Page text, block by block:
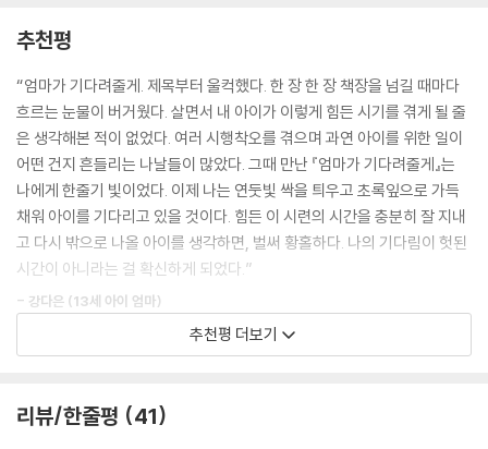
도록 도움을 주었다.”
“내면이 튼튼한 부모는 쉽사리 아이를 흔들지 않는다. 뿌리가 튼튼해야 거
센 폭풍우가 몰아쳐 가지가 부러지고 이파리를 떨구더라도 다시 살아나 새
순을 틔울 수 있고 꽃을 피울 수 있다. 아이는 부모의 등 뒤에서 부모가 세
상을 바라보는 법을 배운다. 그리고 세상을 살아가며 맞닥뜨리는 수많은
변수를 어떻게 대하는지 배우게 된다. 아이라는 거대한 우주를 키우는 일
은 나부터 크고 튼튼한 나무가 되어야 가능한 일인 것이다. 내가 아이에게
해줄 것은 일관성 있게 이 자리에서 버텨주는 것. 그러면서 정서를 토닥여
주고 감정을 읽어주고 아이의 욕구를 이해하는 것이다.”
학교에 가 있는 시간, 아이는 자기의 아침밥을 챙겨 먹고 자기만의 작업에
몰입 중이다. 점선면의 법칙이 있다. 아이도 나도 우리는 지금 부지런히 점
과 불안장애, 신체화 증상으로 인해 등교를 비롯해 그 무엇도 하지 않았고,
아이의 시간이 멈추자 엄마의 시간도 멈춰버리고 만다. 끊임없는 실랑이,
사정, 애원, 분노 등으로 뒤엉켜 일상은 처참히 무너지고 있었다. 그러던 어
느 날, 아이가 내뱉은 한마디는 자포자기 심정으로 버티던 엄마를 다시 일
으켜 세운다. “엄마, 기다려주세요.” 아이를 온전히 있는 그대로 받아들이
기로 결심한 순간이었다.
아이와 부모 자신을 일으킨 ‘내려놓음’과 ‘기다림’에 대하여
“내가 진정으로 기다린 것은 아이가 자신의 삶을 사랑하는 것이었다.”
엄마가 평정심을 되찾자 아이를 믿고 기다리는 시간이 예전만큼은 힘들지
않게 된다. 걱정과 비난이 섞이지 않은 온전한 ‘기다림’. 그리고 그렇게 기
나긴 ‘기다림’의 시간을 지나, 8년의 시간이 지났을 때, 아이에게 변화가 서
던 아이가 자전거를 타고, 그림을 그리고, 일본어나 러시아어 공부 등등 관
추천평
“엄마가 기다려줄게. 제목부터 울컥했다. 한 장 한 장 책장을 넘길 때마다
흐르는 눈물이 버거웠다. 살면서 내 아이가 이렇게 힘든 시기를 겪게 될 줄
은 생각해본 적이 없었다. 여러 시행착오를 겪으며 과연 아이를 위한 일이
어떤 건지 흔들리는 나날들이 많았다. 그때 만난 『엄마가 기다려줄게』는
나에게 한줄기 빛이었다. 이제 나는 연둣빛 싹을 틔우고 초록잎으로 가득
채워 아이를 기다리고 있을 것이다. 힘든 이 시련의 시간을 충분히 잘 지내
고 다시 밖으로 나올 아이를 생각하면, 벌써 황홀하다. 나의 기다림이 헛된
시간이 아니라는 걸 확신하게 되었다.”
- 강다은 (13세 아이 엄마)
“이 책은 자녀교육서이자, 엄마로서 자기 자신을 찾아가는 자기치유서라
극히 평범한 엄마이기에 깊이 공감했다. 책을 읽어 내려가며 작가의 상황
추천평 더보기
리뷰/한줄평 41